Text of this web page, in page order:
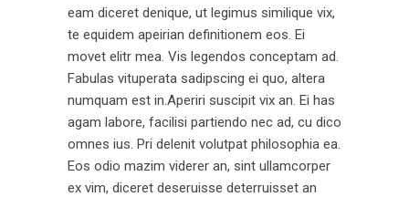
eam diceret denique, ut legimus similique vix,
te equidem apeirian definitionem eos. Ei
movet elitr mea. Vis legendos conceptam ad.
Fabulas vituperata sadipscing ei quo, altera
numquam est in.Aperiri suscipit vix an. Ei has
agam labore, facilisi partiendo nec ad, cu dico
omnes ius. Pri delenit volutpat philosophia ea.
Eos odio mazim viderer an, sint ullamcorper
ex vim, diceret deseruisse deterruisset an